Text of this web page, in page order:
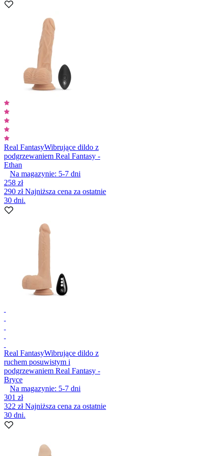
Real FantasyWibrujące dildo z
podgrzewaniem Real Fantasy -
Ethan
Na magazynie: 5-7 dni
258 zł
290 złNajniższa cena za ostatnie
30 dni.
Real FantasyWibrujące dildo z
ruchem posuwistym i
podgrzewaniem Real Fantasy -
Bryce
Na magazynie: 5-7 dni
301 zł
322 złNajniższa cena za ostatnie
30 dni.